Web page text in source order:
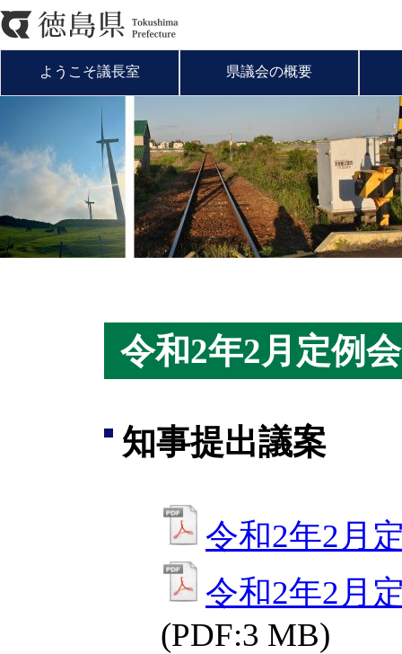
ようこそ議長室 県議会の概要
令和2年2月定例
知事提出議案
令和2年2月
令和2年2月
(PDF:3 MB)